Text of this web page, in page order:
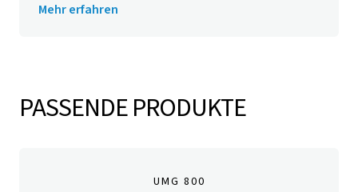
Mehr erfahren
PASSENDE PRODUKTE
UMG 800